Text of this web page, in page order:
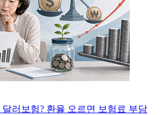
러보험? 환율 오르면 보험료 부담